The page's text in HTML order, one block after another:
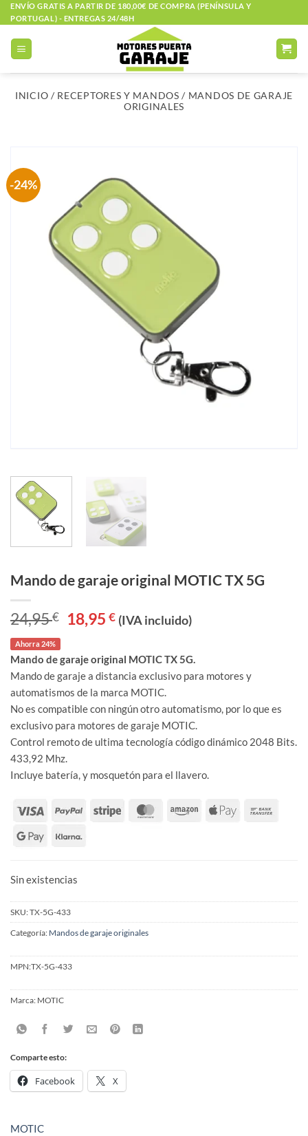
Saltar
al
contenido
ENVÍO GRATIS A PARTIR DE 180,00€ DE COMPRA (PENÍNSULA Y
PORTUGAL) - ENTREGAS 24/48H
INICIO / RECEPTORES Y MANDOS / MANDOS DE GARAJE
ORIGINALES
-24%
Mando de garaje original MOTIC TX 5G
24,95€
El
precio
24,95 €.
18,95 €El
precio
18,95 €.
(IVA incluido)
Ahorra 24%
Mando de garaje original MOTIC TX 5G.
Mando de garaje a distancia exclusivo para motores y
automatismos de la marca MOTIC.
No es compatible con ningún otro automatismo, por lo que es
exclusivo para motores de garaje MOTIC.
Control remoto de ultima tecnología código dinámico 2048 Bits.
433,92 Mhz.
Incluye batería, y mosquetón para el llavero.
Sin existencias
SKU:TX-5G-433
Categoría: Mandos de garaje originales
MPN:TX-5G-433
Marca: MOTIC
Comparte esto:
Facebook X
MOTIC